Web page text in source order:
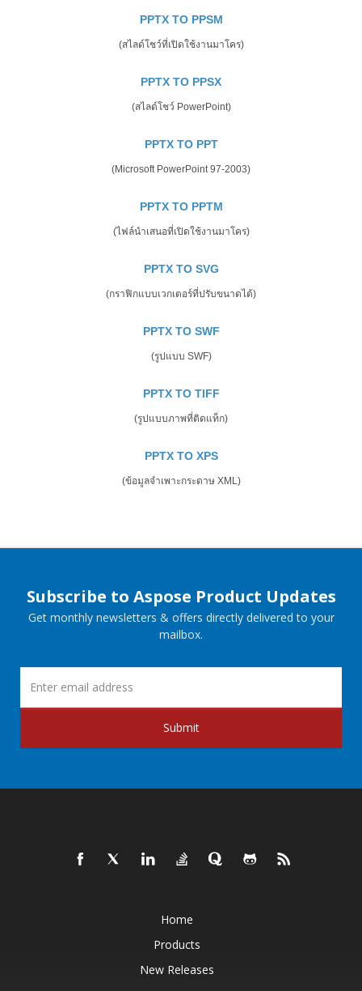
PPTX TO PPSM
(สไลด์โชว์ที่เปิดใช้งานมาโคร)
PPTX TO PPSX
(สไลด์โชว์ PowerPoint)
PPTX TO PPT
(Microsoft PowerPoint 97-2003)
PPTX TO PPTM
(ไฟล์นำเสนอที่เปิดใช้งานมาโคร)
PPTX TO SVG
(กราฟิกแบบเวกเตอร์ที่ปรับขนาดได้)
PPTX TO SWF
(รูปแบบ SWF)
PPTX TO TIFF
(รูปแบบภาพที่ติดแท็ก)
PPTX TO XPS
(ข้อมูลจำเพาะกระดาษ XML)
Subscribe to Aspose Product Updates
Get monthly newsletters & offers directly delivered to your
mailbox.
Submit
Home
Products
New Releases